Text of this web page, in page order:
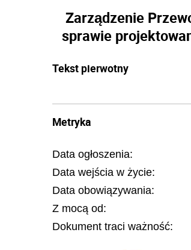
Zarządzenie
sprawie
Tekst pierwotny
Metryka
Data ogłoszenia:
Data wejścia w życie:
Data obowiązywania:
Z mocą od:
Dokument traci ważność: